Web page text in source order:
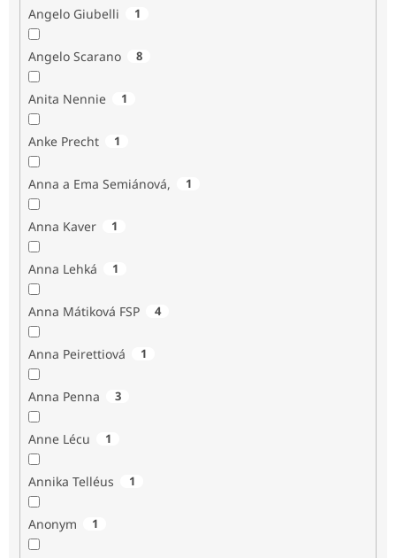
Angelo Giubelli 1
Angelo Scarano 8
Anita Nennie 1
Anke Precht 1
Anna a Ema Semiánová, 1
Anna Kaver 1
Anna Lehká 1
Anna Mátiková FSP 4
Anna Peirettiová 1
Anna Penna 3
Anne Lécu 1
Annika Telléus 1
Anonym 1